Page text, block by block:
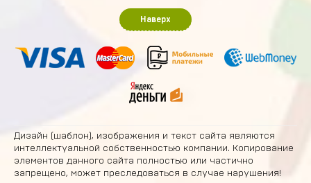
Наверх
Дизайн (шаблон), изображения и текст сайта являются
интеллектуальной собственностью компании. Копирование
элементов данного сайта полностью или частично
запрещено, может преследоваться в случае нарушения!